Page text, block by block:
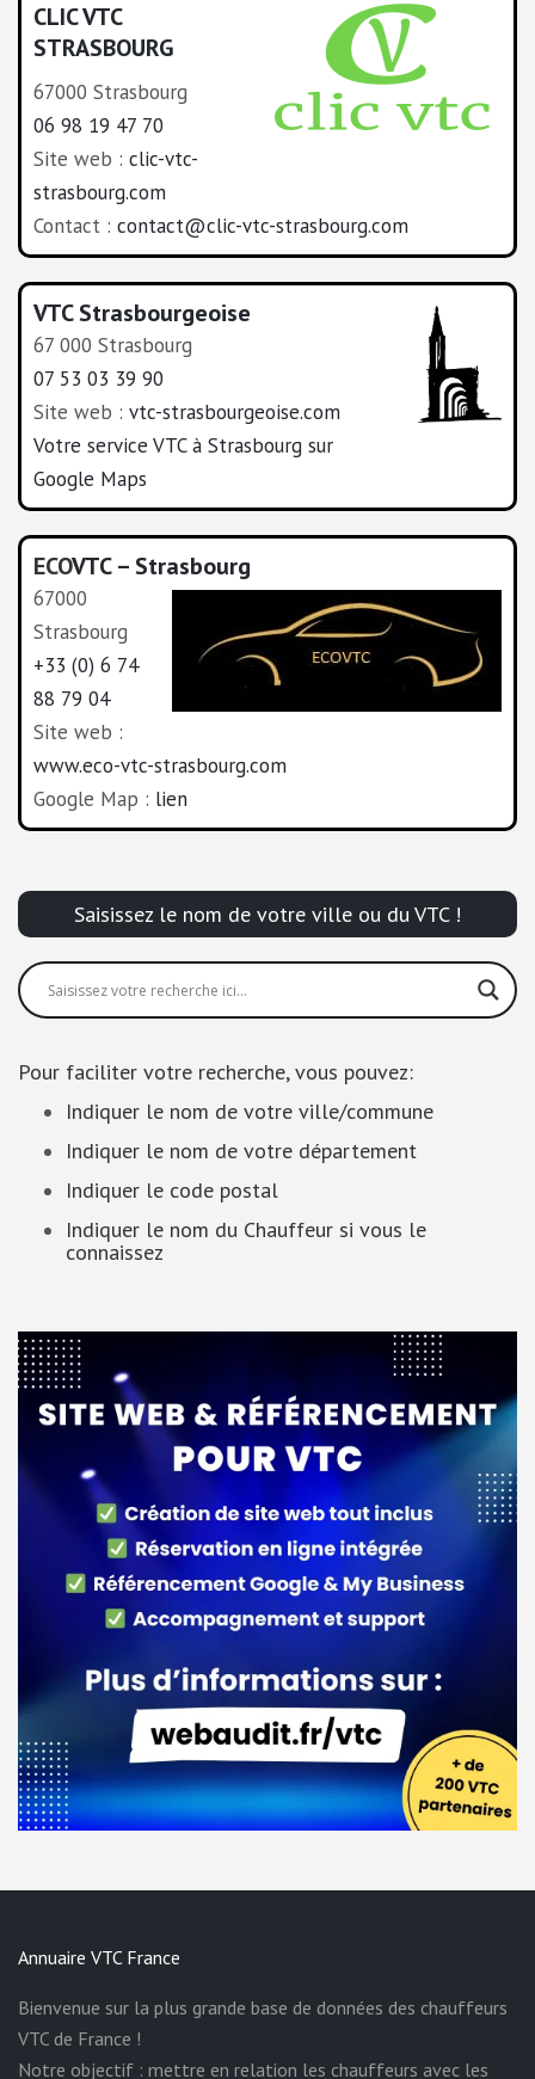
CLIC VTC
STRASBOURG
67000 Strasbourg
06 98 19 47 70
Site web : clic-vtc-
strasbourg.com
Contact : contact@clic-vtc-strasbourg.com
VTC Strasbourgeoise
67 000 Strasbourg
07 53 03 39 90
Site web : vtc-strasbourgeoise.com
Votre service VTC à Strasbourg sur
Google Maps
ECOVTC – Strasbourg
67000
Strasbourg
+33 (0) 6 74
88 79 04
Site web :
www.eco-vtc-strasbourg.com
Google Map : lien
Saisissez le nom de votre ville ou du VTC !
Pour faciliter votre recherche, vous pouvez:
Indiquer le nom de votre ville/commune
Indiquer le nom de votre département
Indiquer le code postal
Indiquer le nom du Chauffeur si vous le
connaissez
Annuaire VTC France
Bienvenue sur la plus grande base de données des chauffeurs
VTC de France !
Notre objectif : mettre en relation les chauffeurs avec les